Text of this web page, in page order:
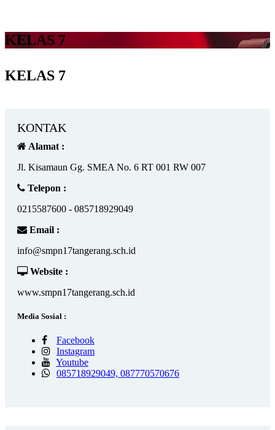
KELAS 7
KELAS 7
KONTAK
Alamat :
Jl. Kisamaun Gg. SMEA No. 6 RT 001 RW 007
Telepon :
0215587600 - 085718929049
Email :
info@smpn17tangerang.sch.id
Website :
www.smpn17tangerang.sch.id
Media Sosial :
Facebook
Instagram
Youtube
085718929049, 087770570676